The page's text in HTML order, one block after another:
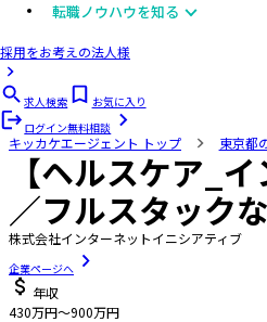
転職ノウハウを知る
採用をお考えの法人様
求人検索
お気に入り
ログイン無料相談
キッカケエージェント トップ 東京都
【ヘルスケア_
／フルスタック
株式会社インターネットイニシアティブ
企業ページへ
年収
430万円〜900万円